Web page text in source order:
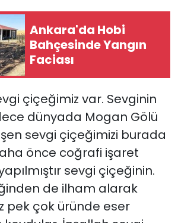
Ankara'da Hobi
Bahçesinde Yangın
Faciası
çiçeğimiz var. Sevginin
dünyada Mogan Gölü
sevgi çiçeğimizi burada
önce coğrafi işaret
sevgi çiçeğinin.
de ilham alarak
pek çok üründe eser